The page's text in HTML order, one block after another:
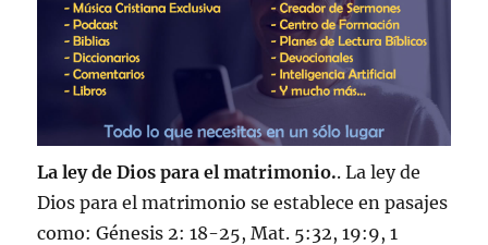
La ley de Dios para el matrimonio.. La ley de
Dios para el matrimonio se establece en pasajes
como: Génesis 2: 18-25, Mat. 5:32, 19:9, 1